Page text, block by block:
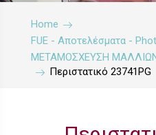
Home
FUE - Αποτελέσματα -
ΜΕΤΑΜΟΣΧΕΥΣΗ
Περιστατικό 23741PG